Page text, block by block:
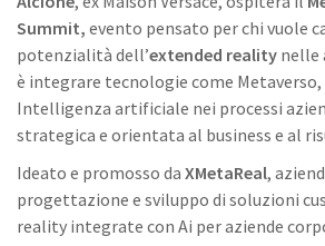
Summit, evento pensato per chi vuole
potenzialità dell’extended reality nelle
è integrare tecnologie come Metaverso,
Intelligenza artificiale nei processi
strategica e orientata al business e al
Ideato e promosso da XMetaReal,
progettazione e sviluppo di soluzioni
reality integrate con Ai per aziende